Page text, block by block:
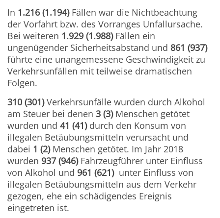
In 1.216 (1.194) Fällen war die Nichtbeachtung
der Vorfahrt bzw. des Vorranges Unfallursache.
Bei weiteren 1.929 (1.988) Fällen ein
ungenügender Sicherheitsabstand und 861 (937)
führte eine unangemessene Geschwindigkeit zu
Verkehrsunfällen mit teilweise dramatischen
Folgen.
310 (301)Verkehrsunfälle wurden durch Alkohol
am Steuer bei denen3 (3) Menschen getötet
wurden und41 (41) durch den Konsum von
illegalen Betäubungsmitteln verursacht und
dabei 1 (2) Menschen getötet. Im Jahr 2018
wurden 937 (946) Fahrzeugführer unter Einfluss
von Alkohol und 961 (621) unter Einfluss von
illegalen Betäubungsmitteln aus dem Verkehr
gezogen, ehe ein schädigendes Ereignis
eingetreten ist.